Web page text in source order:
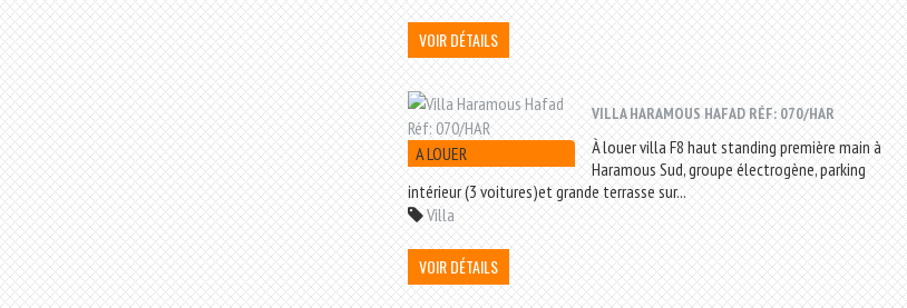
VOIR DÉTAILS
A LOUER
VILLA HARAMOUS HAFAD RÉF: 070/HAR
À louer villa F8 haut standing première main à
Haramous Sud, groupe électrogène, parking
intérieur (3 voitures)et grande terrasse sur...
Villa
VOIR DÉTAILS